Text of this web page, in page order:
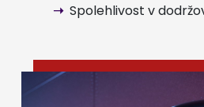
​Spolehlivost v